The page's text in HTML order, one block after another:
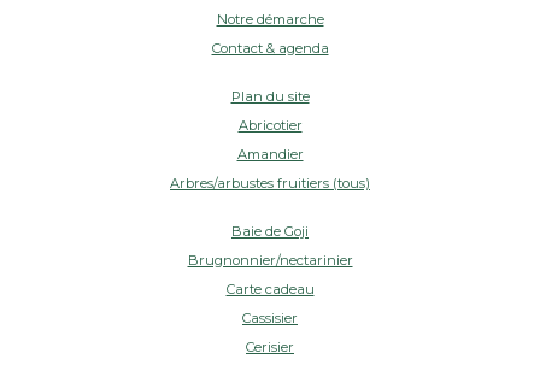
Notre démarche
Contact & agenda
Plan du site
Abricotier
Amandier
Arbres/arbustes fruitiers (tous)
Baie de Goji
Brugnonnier/nectarinier
Carte cadeau
Cassisier
Cerisier